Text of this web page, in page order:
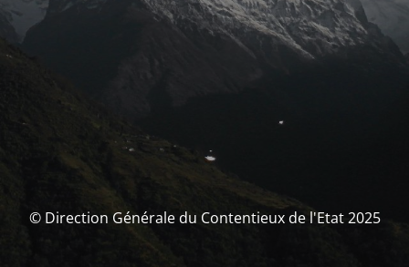
© Direction Générale du Contentieux de l'Etat 2025